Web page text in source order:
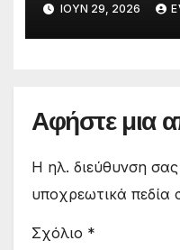
ΙΟΎΝ 29, 2026
Αφήστε μια
Η ηλ. διεύθυνση σας
υποχρεωτικά πεδία
Σχόλιο *